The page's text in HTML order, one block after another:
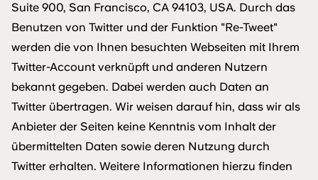
Suite 900, San Francisco, CA 94103, USA. Durch das
Benutzen von Twitter und der Funktion "Re-Tweet"
werden die von Ihnen besuchten Webseiten mit Ihrem
Twitter-Account verknüpft und anderen Nutzern
bekannt gegeben. Dabei werden auch Daten an
Twitter übertragen. Wir weisen darauf hin, dass wir als
Anbieter der Seiten keine Kenntnis vom Inhalt der
übermittelten Daten sowie deren Nutzung durch
Twitter erhalten. Weitere Informationen hierzu finden